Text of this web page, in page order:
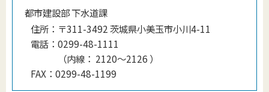
都市建設部 下水道課
住所： 〒311-3492 茨城県小美玉市小川4-11
電話： 0299-48-1111
（内線 ： 2120〜2126 ）
FAX： 0299-48-1199